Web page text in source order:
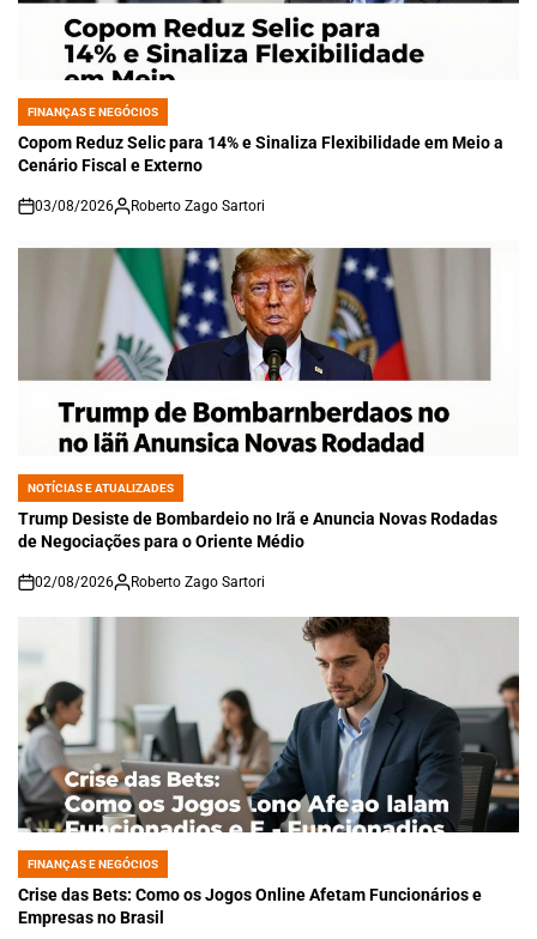
POSTED
IN
FINANÇAS E NEGÓCIOS
Copom Reduz Selic para 14% e Sinaliza Flexibilidade em Meio a
Cenário Fiscal e Externo
on
03/08/2026 Roberto Zago Sartori
POSTED
IN
NOTÍCIAS E ATUALIZADES
Trump Desiste de Bombardeio no Irã e Anuncia Novas Rodadas
de Negociações para o Oriente Médio
on
02/08/2026 Roberto Zago Sartori
POSTED
IN
FINANÇAS E NEGÓCIOS
Crise das Bets: Como os Jogos Online Afetam Funcionários e
Empresas no Brasil